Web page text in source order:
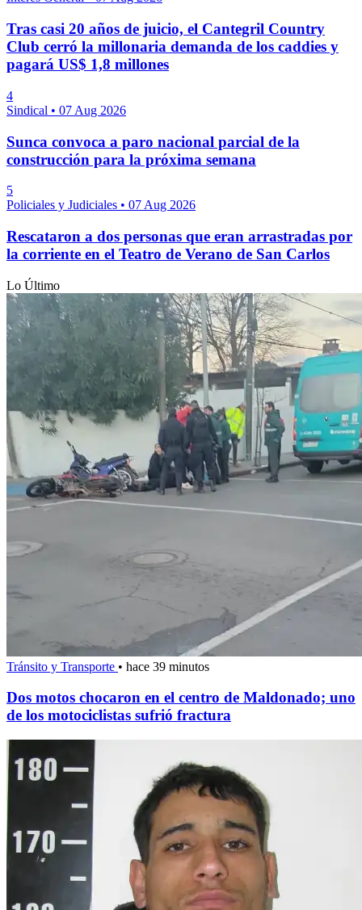
Tras casi 20 años de juicio, el Cantegril Country
Club cerró la millonaria demanda de los caddies y
pagará US$ 1,8 millones
4
Sindical • 07 Aug 2026
Sunca convoca a paro nacional parcial de la
construcción para la próxima semana
5
Policiales y Judiciales • 07 Aug 2026
Rescataron a dos personas que eran arrastradas por
la corriente en el Teatro de Verano de San Carlos
Lo Último
Tránsito y Transporte • hace 39 minutos
Dos motos chocaron en el centro de Maldonado; uno
de los motociclistas sufrió fractura